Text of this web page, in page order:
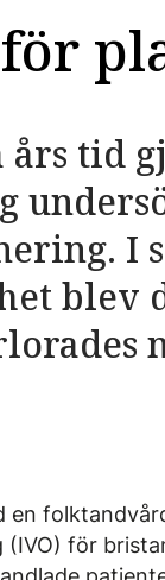
års tid
I
blev
en
(IVO) för